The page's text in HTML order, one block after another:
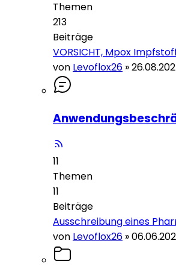
Themen
213
Beiträge
VORSICHT, Mpox
von Levoflox26 »
11
Themen
11
Beiträge
Ausschreibung eines
von Levoflox26 »